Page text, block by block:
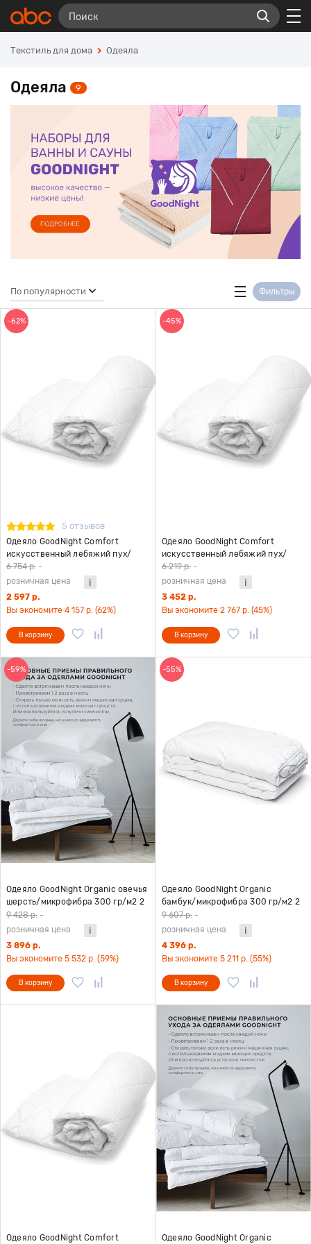
Текстиль для дома Одеяла
Одеяла 9
По популярности Фильтры
-62%
5 отзывов
Одеяло GoodNight Comfort
искусcтвенный лебяжий пух/
микрофибра 300 гр/м2 евро
(200х220)
6 754 р. -
розничная цена
2 597 р.
Вы экономите 4 157 р. (62%)
В корзину
-45%
Одеяло GoodNight Comfort
искусcтвенный лебяжий пух/
микрофибра 300 гр/м2 2 сп.
(172х205)
6 219 р. -
розничная цена
3 452 р.
Вы экономите 2 767 р. (45%)
В корзину
-59%
Одеяло GoodNight Organic овечья
шерсть/микрофибра 300 гр/м2 2
сп. (172х205)
9 428 р. -
розничная цена
3 896 р.
Вы экономите 5 532 р. (59%)
В корзину
-55%
Одеяло GoodNight Organic
бамбук/микрофибра 300 гр/м2 2
сп. (172х205)
9 607 р. -
розничная цена
4 396 р.
Вы экономите 5 211 р. (55%)
В корзину
Одеяло GoodNight Comfort
Одеяло GoodNight Organic